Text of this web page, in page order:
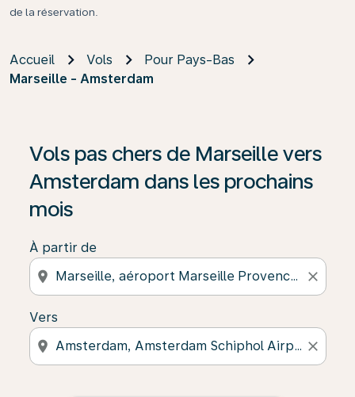
de la réservation.
Accueil Vols
Pour Pays-Bas
Marseille - Amsterdam
Vols pas chers de Marseille vers
Amsterdam dans les prochains
mois
À partir de
location_on close
Vers
location_on close